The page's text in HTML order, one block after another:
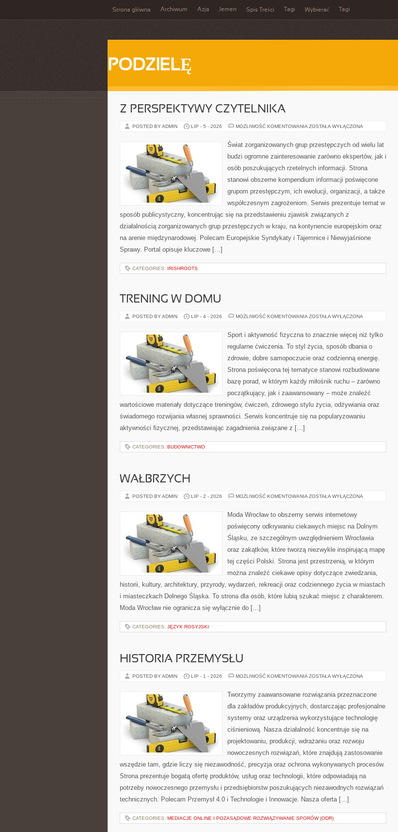
Strona główna Archiwum Azja Jemen Spis Treści Tagi Wybierać Tagi
PODZIELĘ
Z PERSPEKTYWY CZYTELNIKA
POSTED BY ADMIN LIP - 5 - 2026 MOŻLIWOŚĆ KOMENTOWANIA Z
ZOSTAŁA WYŁĄCZONA
Świat zorganizowanych grup przestępczych od wielu lat
budzi ogromne zainteresowanie zarówno ekspertów, jak i
osób poszukujących rzetelnych informacji. Strona
stanowi obszerne kompendium informacji poświęcone
grupom przestępczym, ich ewolucji, organizacji, a także
współczesnym zagrożeniom. Serwis prezentuje temat w
sposób publicystyczny, koncentrując się na przedstawieniu zjawisk związanych z
działalnością zorganizowanych grup przestępczych w kraju, na kontynencie europejskim oraz
na arenie międzynarodowej. Polecam Europejskie Syndykaty i Tajemnice i Niewyjaśnione
Sprawy. Portal opisuje kluczowe […]
CATEGORIES: IRISHROOTS
TRENING W DOMU
POSTED BY ADMIN LIP - 4 - 2026 MOŻLIWOŚĆ KOMENTOWANIA TRENING
ZOSTAŁA WYŁĄCZONA
Sport i aktywność fizyczna to znacznie więcej niż tylko
regularne ćwiczenia. To styl życia, sposób dbania o
zdrowie, dobre samopoczucie oraz codzienną energię.
Strona poświęcona tej tematyce stanowi rozbudowane
bazę porad, w którym każdy miłośnik ruchu – zarówno
początkujący, jak i zaawansowany – może znaleźć
wartościowe materiały dotyczące treningów, ćwiczeń, zdrowego stylu życia, odżywiania oraz
świadomego rozwijania własnej sprawności. Serwis koncentruje się na popularyzowaniu
aktywności fizycznej, przedstawiając zagadnienia związane z […]
CATEGORIES: BUDOWNICTWO
WAŁBRZYCH
POSTED BY ADMIN LIP - 2 - 2026 MOŻLIWOŚĆ KOMENTOWANIA WAŁBRZYCH
ZOSTAŁA WYŁĄCZONA
Moda Wrocław to obszerny serwis internetowy
poświęcony odkrywaniu ciekawych miejsc na Dolnym
Śląsku, ze szczególnym uwzględnieniem Wrocławia
oraz zakątków, które tworzą niezwykle inspirującą mapę
tej części Polski. Strona jest przestrzenią, w którym
można znaleźć ciekawe opisy dotyczące zwiedzania,
historii, kultury, architektury, przyrody, wydarzeń, rekreacji oraz codziennego życia w miastach
i miasteczkach Dolnego Śląska. To strona dla osób, które lubią szukać miejsc z charakterem.
Moda Wrocław nie ogranicza się wyłącznie do […]
CATEGORIES: JĘZYK ROSYJSKI
HISTORIA PRZEMYSŁU
POSTED BY ADMIN LIP - 1 - 2026 MOŻLIWOŚĆ KOMENTOWANIA HISTORIA
ZOSTAŁA WYŁĄCZONA
Tworzymy zaawansowane rozwiązania przeznaczone
dla zakładów produkcyjnych, dostarczając profesjonalne
systemy oraz urządzenia wykorzystujące technologię
ciśnieniową. Nasza działalność koncentruje się na
projektowaniu, produkcji, wdrażaniu oraz rozwoju
nowoczesnych rozwiązań, które znajdują zastosowanie
wszędzie tam, gdzie liczy się niezawodność, precyzja oraz ochrona wykonywanych procesów.
Strona prezentuje bogatą ofertę produktów, usług oraz technologii, które odpowiadają na
potrzeby nowoczesnego przemysłu i przedsiębiorstw poszukujących niezawodnych rozwiązań
technicznych. Polecam Przemysł 4.0 i Technologie i Innowacje. Nasza oferta […]
CATEGORIES: MEDIACJE ONLINE I POZASĄDOWE ROZWIĄZYWANIE SPORÓW (ODR)